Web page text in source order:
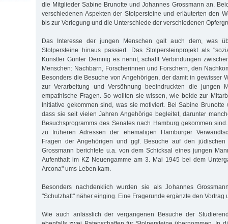
die Mitglieder Sabine Brunotte und Johannes Grossmann an.
verschiedenen Aspekten der Stolpersteine und erläuterten den
bis zur Verlegung und die Unterschiede der verschiedenen
Das Interesse der jungen Menschen galt auch dem, was
Stolpersteine hinaus passiert. Das Stolpersteinprojekt als
Künstler Gunter Demnig es nennt, schafft Verbindungen
Menschen: Nachbarn, Forscherinnen und Forschern, den
Besonders die Besuche von Angehörigen, der damit in gewisser
zur Verarbeitung und Versöhnung beeindruckten die jungen
empathische Fragen. So wollten sie wissen, wie beide zur
Initiative gekommen sind, was sie motiviert. Bei Sabine Brunotte
dass sie seit vielen Jahren Angehörige begleitet, darunter
Besuchsprogramms des Senates nach Hamburg gekommen
zu früheren Adressen der ehemaligen Hamburger
Fragen der Angehörigen und ggf. Besuche auf den jüdischen
Grossmann berichtete u.a. von dem Schicksal eines jungen
Aufenthalt im KZ Neuengamme am 3. Mai 1945 bei dem
Arcona" ums Leben kam.
Besonders nachdenklich wurden sie als Johannes
"Schutzhaft" näher einging. Eine Fragerunde ergänzte den Vortrag
Wie auch anlässlich der vergangenen Besuche der